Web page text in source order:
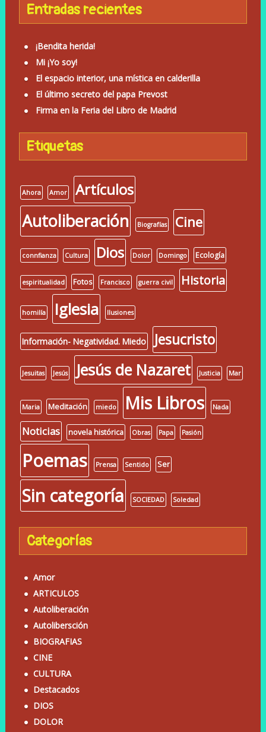
Entradas recientes
¡Bendita herida!
Mi ¡Yo soy!
El espacio interior, una mística en calderilla
El último secreto del papa Prevost
Firma en la Feria del Libro de Madrid
Etiquetas
Ahora Amor Artículos
Autoliberación Biografías Cine
connfianza Cultura Dios Dolor Domingo Ecología
espiritualidad Fotos Francisco guerra civil Historia
homilía Iglesia Ilusiones
Información- Negatividad. Miedo Jesucristo
Jesuitas Jesús Jesús de Nazaret Justicia Mar
Maria Meditación miedo Mis Libros Nada
Noticias novela histórica Obras Papa Pasión
Poemas Prensa Sentido Ser
Sin categoría SOCIEDAD Soledad
Categorías
Amor
ARTICULOS
Autoliberación
Autolibersción
BIOGRAFIAS
CINE
CULTURA
Destacados
DIOS
DOLOR